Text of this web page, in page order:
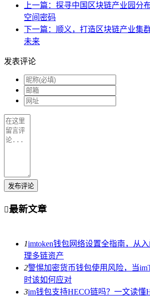
上一篇：探寻中国区块链产业园分
空间密码
下一篇：顺义，打造区块链产业集
未来
发表评论
发布评论
最新文章
1imtoken钱包网络设置全指南，从
理多链资产
2警惕加密货币钱包使用风险，当
时该如何应对
3im钱包支持HECO链吗？一文读懂